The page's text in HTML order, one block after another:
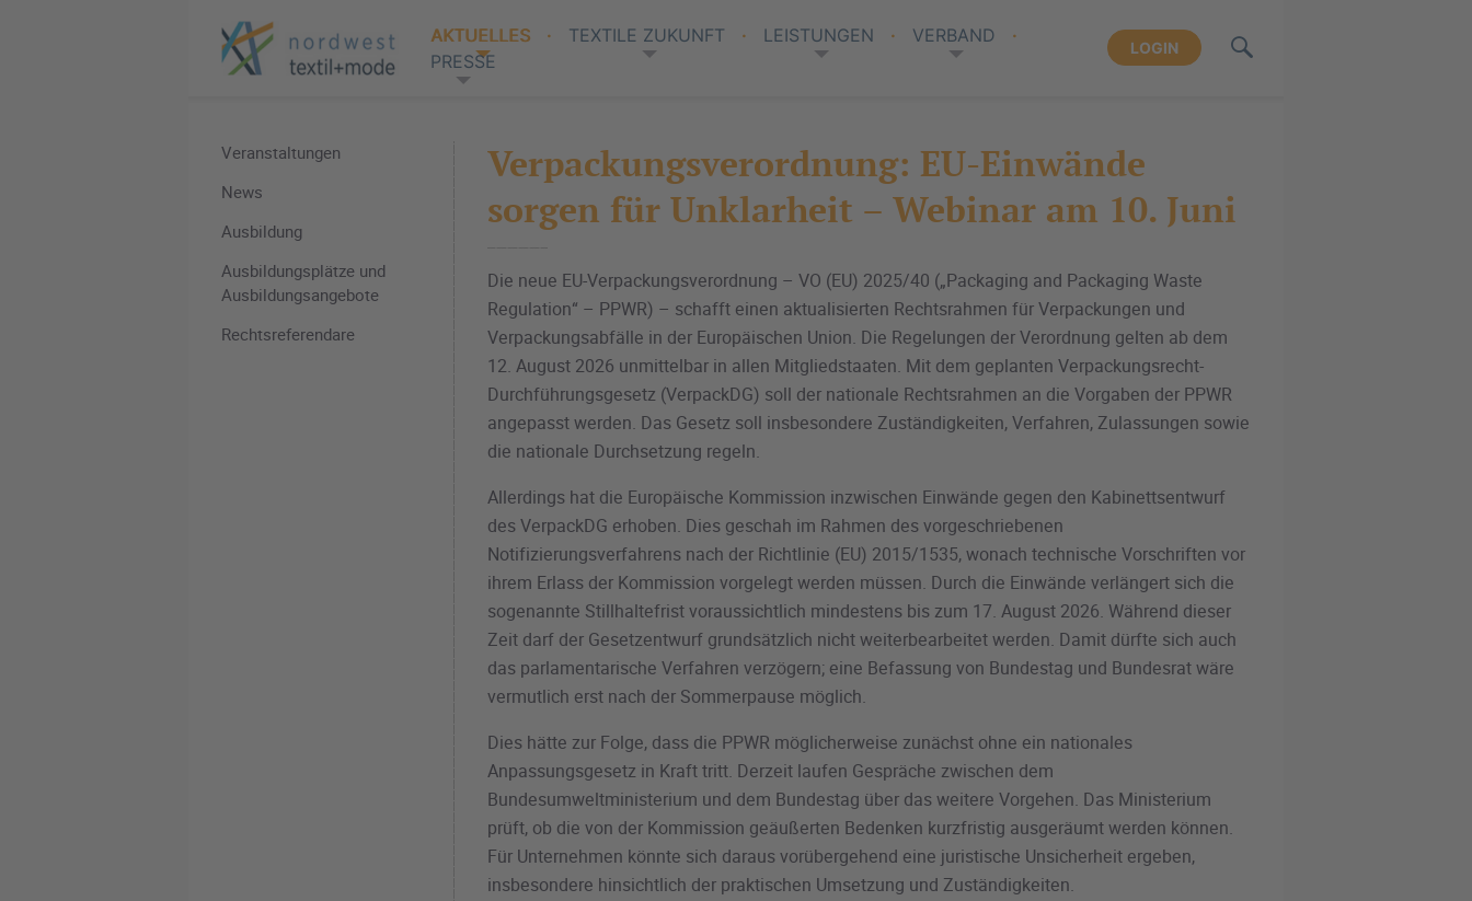
AKTUELLES TEXTILE ZUKUNFT LEISTUNGEN
VERBAND
PRESSE
LOGIN
Veranstaltungen
News
Ausbildung
Ausbildungsplätze und
Ausbildungsangebote
Rechtsreferendare
Verpackungsverordnung: EU-Einwände
sorgen für Unklarheit – Webinar am 10. Juni
Die neue EU-Verpackungsverordnung – VO (EU) 2025/40 („Packaging and Packaging Waste
Regulation“ – PPWR) – schafft einen aktualisierten Rechtsrahmen für Verpackungen und
Verpackungsabfälle in der Europäischen Union. Die Regelungen der Verordnung gelten ab dem
12. August 2026 unmittelbar in allen Mitgliedstaaten. Mit dem geplanten Verpackungsrecht-
Durchführungsgesetz (VerpackDG) soll der nationale Rechtsrahmen an die Vorgaben der PPWR
angepasst werden. Das Gesetz soll insbesondere Zuständigkeiten, Verfahren, Zulassungen sowie
die nationale Durchsetzung regeln.
Allerdings hat die Europäische Kommission inzwischen Einwände gegen den Kabinettsentwurf
des VerpackDG erhoben. Dies geschah im Rahmen des vorgeschriebenen
Notifizierungsverfahrens nach der Richtlinie (EU) 2015/1535, wonach technische Vorschriften vor
ihrem Erlass der Kommission vorgelegt werden müssen. Durch die Einwände verlängert sich die
sogenannte Stillhaltefrist voraussichtlich mindestens bis zum 17. August 2026. Während dieser
Zeit darf der Gesetzentwurf grundsätzlich nicht weiterbearbeitet werden. Damit dürfte sich auch
das parlamentarische Verfahren verzögern; eine Befassung von Bundestag und Bundesrat wäre
vermutlich erst nach der Sommerpause möglich.
Dies hätte zur Folge, dass die PPWR möglicherweise zunächst ohne ein nationales
Anpassungsgesetz in Kraft tritt. Derzeit laufen Gespräche zwischen dem
Bundesumweltministerium und dem Bundestag über das weitere Vorgehen. Das Ministerium
prüft, ob die von der Kommission geäußerten Bedenken kurzfristig ausgeräumt werden können.
Für Unternehmen könnte sich daraus vorübergehend eine juristische Unsicherheit ergeben,
insbesondere hinsichtlich der praktischen Umsetzung und Zuständigkeiten.